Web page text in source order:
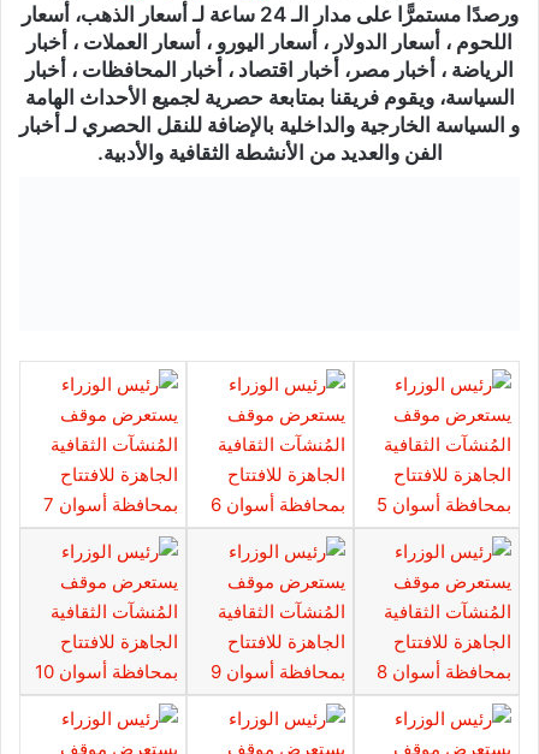
ورصدًا مستمرًّا على مدار الـ 24 ساعة لـ أسعار الذهب، أسعار
اللحوم ، أسعار الدولار ، أسعار اليورو ، أسعار العملات ، أخبار
الرياضة ، أخبار مصر، أخبار اقتصاد ، أخبار المحافظات ، أخبار
السياسة، ويقوم فريقنا بمتابعة حصرية لجميع الأحداث الهامة
و السياسة الخارجية والداخلية بالإضافة للنقل الحصري لـ أخبار
الفن والعديد من الأنشطة الثقافية والأدبية.